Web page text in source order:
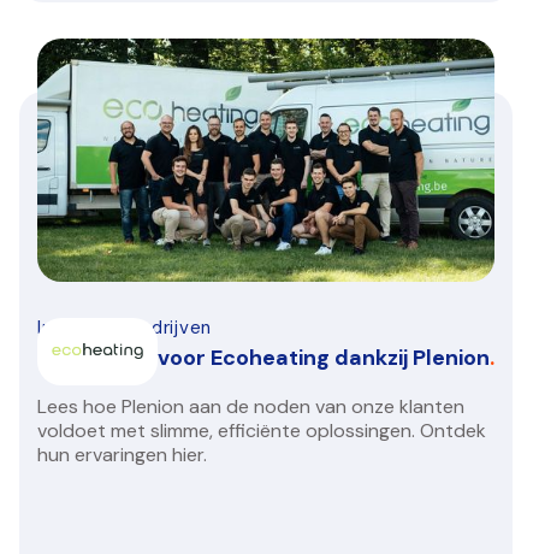
Installatiebedrijven
Groeispurt voor Ecoheating dankzij Plenion.
Lees hoe Plenion aan de noden van onze klanten
voldoet met slimme, efficiënte oplossingen. Ontdek
hun ervaringen hier.